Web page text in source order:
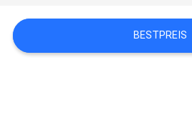
UM
EIN
BESTPREIS